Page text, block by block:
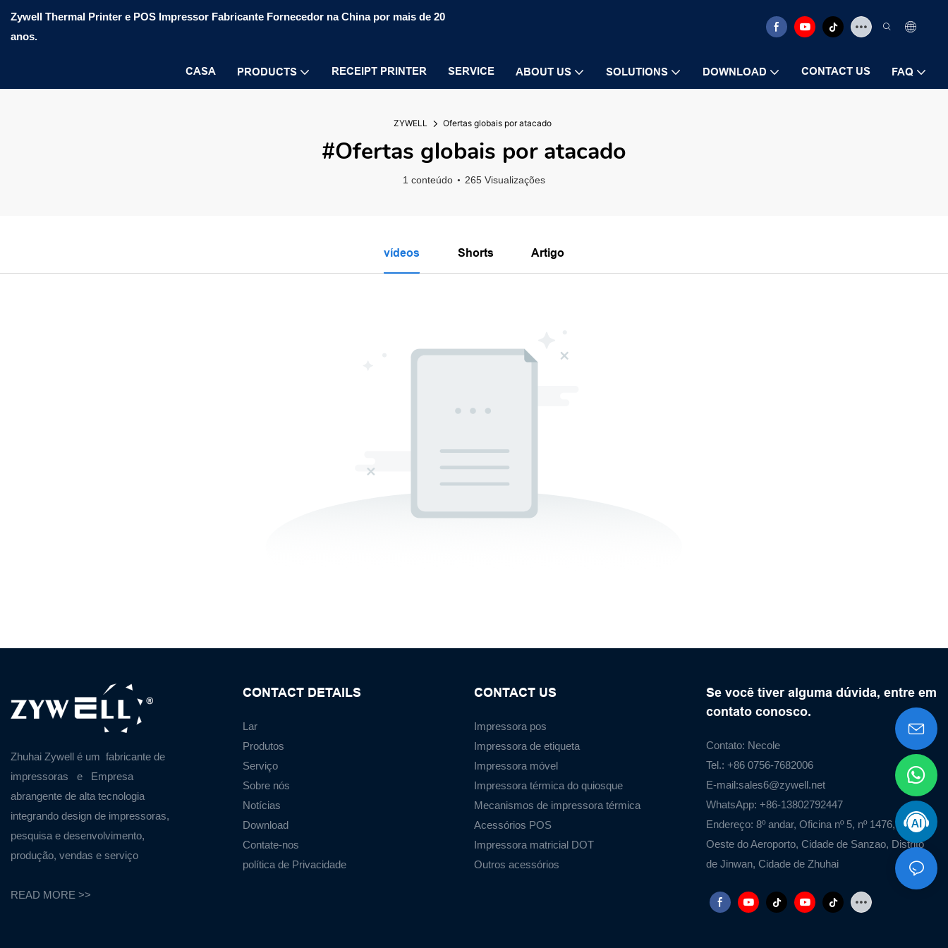
Zywell Thermal Printer e POS Impressor Fabricante Fornecedor na China por mais de 20
anos.
CASA PRODUCTS RECEIPT PRINTER SERVICE ABOUT US SOLUTIONS DOWNLOAD CONTACT US FAQ
ZYWELL Ofertas globais por atacado
#Ofertas globais por atacado
1 conteúdo 265 Visualizações
vídeos Shorts Artigo
Zhuhai Zywell é um fabricante de
impressoras
e
Empresa
abrangente de alta tecnologia
integrando design de impressoras,
pesquisa e desenvolvimento,
produção, vendas e serviço
READ MORE >>
CONTACT DETAILS
Lar
Produtos
Serviço
Sobre nós
Notícias
Download
Contate-nos
política de Privacidade
CONTACT US
Impressora pos
Impressora de etiqueta
Impressora móvel
Impressora térmica do quiosque
Mecanismos de impressora térmica
Acessórios POS
Impressora matricial DOT
Outros acessórios
Se você tiver alguma dúvida, entre em
contato conosco.
Contato: Necole
Tel.: +86 0756-7682006
E-mail:sales6@zywell.net
WhatsApp: +86-13802792447
Endereço: 8º andar, Oficina nº 5, nº 1476, Estrada
Oeste do Aeroporto, Cidade de Sanzao, Distrito
de Jinwan, Cidade de Zhuhai